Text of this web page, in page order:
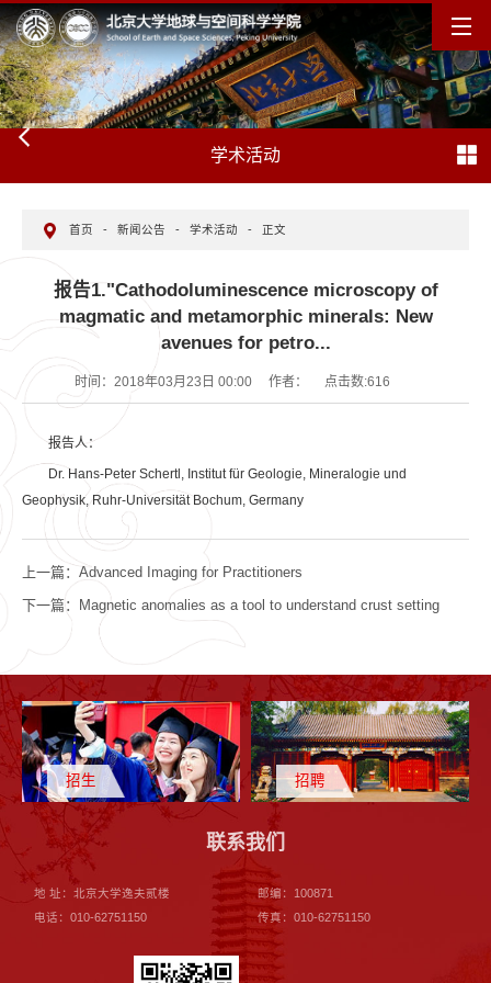
学术活动
首页 - 新闻公告 - 学术活动 - 正文
报告1."Cathodoluminescence microscopy of
magmatic and metamorphic minerals: New
avenues for petro...
时间：2018年03月23日 00:00 作者： 点击数:616
报告人：
Dr. Hans-Peter Schertl, Institut für Geologie, Mineralogie und
Geophysik, Ruhr-Universität Bochum, Germany
上一篇： Advanced Imaging for Practitioners
下一篇：
Magnetic anomalies as a tool to understand crust setting
招生 招聘
联系我们
地 址：北京大学逸夫贰楼
邮编：100871
电话：010-62751150
传真：010-62751150